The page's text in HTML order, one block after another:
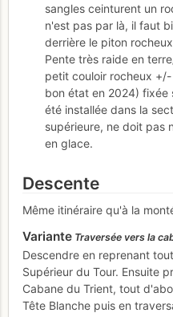
sangles ceinturent un
n'est pas par là, il faut
derrière le piton
Pente très raide en
petit couloir rocheux
bon état en 2024)
été installée dans la
supérieure, ne doit pas
en glace.
Descente
Même itinéraire qu'à la
Variante Traversée vers la
Descendre en reprenant
Supérieur du Tour. Ensuite
Cabane du Trient, tout
Tête Blanche puis en